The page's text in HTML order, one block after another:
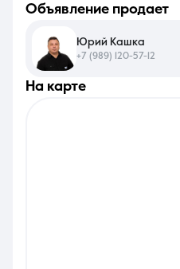
на карте
объявление продает
Юрий Кашка
+7 (989) 120-57-12